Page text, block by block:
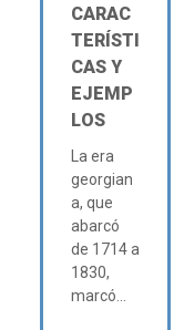
CARAC
TERÍSTI
CAS Y
EJEMP
LOS
La era
georgian
a, que
abarcó
de 1714 a
1830,
marcó...